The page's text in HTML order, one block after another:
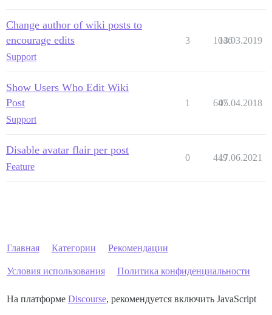
Change author of wiki posts to
encourage edits
Support
3 1046
13.03.2019
Show Users Who Edit Wiki
Post
Support
1 647
05.04.2018
Disable avatar flair per post
Feature
0 449
17.06.2021
Главная Категории Рекомендации
Условия использования Политика конфиденциальности
На платформе Discourse, рекомендуется включить JavaScript